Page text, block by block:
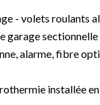
- volets roulants
garage
alarme, fibre
installée